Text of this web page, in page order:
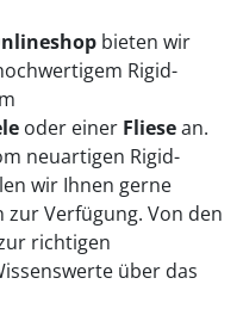
bieten wir
Rigid-
oder einer Fliesean.
neuartigen Rigid-
wir Ihnen gerne
Verfügung. Von den
richtigen
über das